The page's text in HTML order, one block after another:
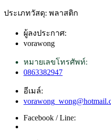
ประเภทวัสดุ: พลาสติก
ผู้ลงประกาศ:
vorawong
หมายเลขโทรศัพท์:
0863382947
อีเมล์:
Facebook / Line: